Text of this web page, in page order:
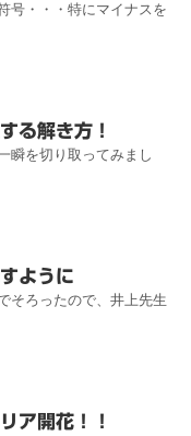
号・・・特にマイナスを
る解き方！
瞬を切り取ってみまし
ように
そろったので、井上先生
ア開花！！